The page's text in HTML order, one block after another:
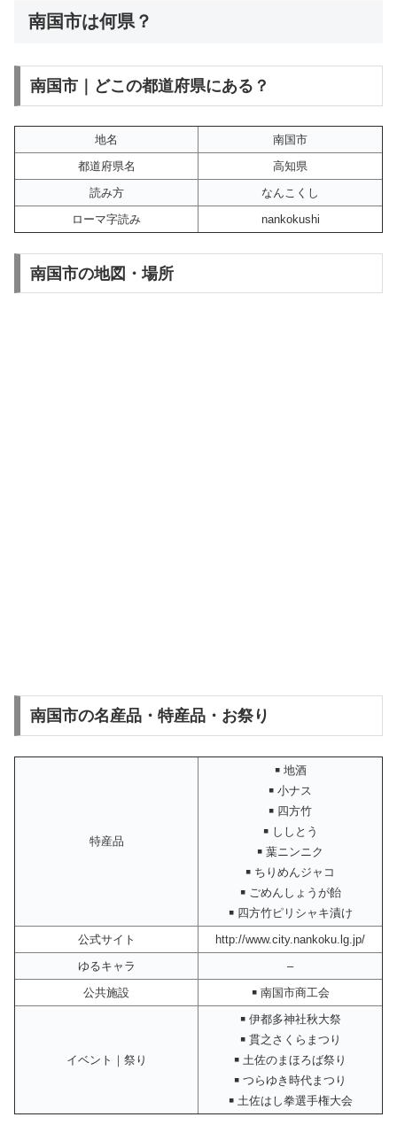
南国市は何県？
南国市｜どこの都道府県にある？
地名
南国市
都道府県名
高知県
読み方
なんこくし
ローマ字読み
nankokushi
南国市の地図・場所
南国市の名産品・特産品・お祭り
特産品
￭ 地酒
￭ 小ナス
￭ 四方竹
￭ ししとう
￭ 葉ニンニク
￭ ちりめんジャコ
￭ ごめんしょうが飴
￭ 四方竹ピリシャキ漬け
公式サイト
http://www.city.nankoku.lg.jp/
ゆるキャラ
–
公共施設
￭ 南国市商工会
イベント｜祭り
￭ 伊都多神社秋大祭
￭ 貫之さくらまつり
￭ 土佐のまほろば祭り
￭ つらゆき時代まつり
￭ 土佐はし拳選手権大会